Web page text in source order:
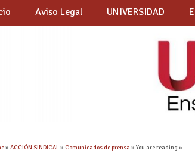
Aviso Legal UNIVERSIDAD
»ACCIÓN SINDICAL» Comunicados de prensa » You are reading »